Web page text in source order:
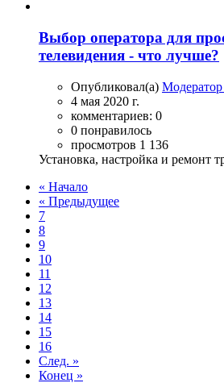
Выбор оператора для
телевидения - что лучше?
Опубликовал(а)
4 мая 2020 г.
комментариев: 0
0 понравилось
просмотров 1 136
Установка, настройка и ремонт
« Начало
« Предыдущее
7
8
9
10
11
12
13
14
15
16
След. »
Конец »